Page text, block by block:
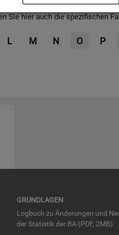
Be­grif­fen, die in den
Sie hier auch die spe­zi­fi­schen
L M N O P
GRUND­LA­GEN
Log­buch zu Än­de­run­gen und
der Sta­tis­tik der BA (PDF, 2MB)